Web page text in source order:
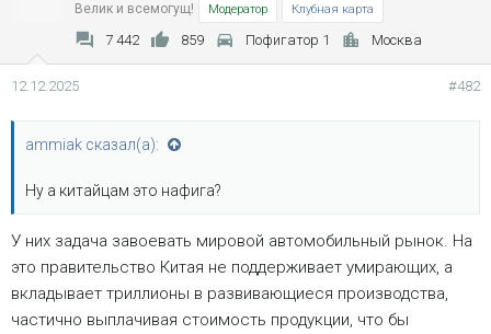
Велик и всемогущ! Модератор Клубная карта
7 442 859 Пофигатор 1 Москва
12.12.2025 #482
ammiak сказал(а):
Ну а китайцам это нафига?
У них задача завоевать мировой автомобильный рынок. На
это правительство Китая не поддерживает умирающих, а
вкладывает триллионы в развивающиеся производства,
частично выплачивая стоимость продукции, что бы